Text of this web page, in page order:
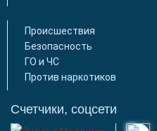
Происшествия
Безопасность
ГО и ЧС
Против наркотиков
Счетчики, соцсети